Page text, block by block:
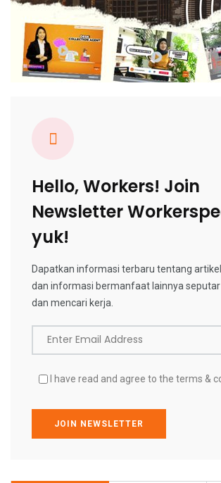
Hello, Workers! Join
Newsletter
yuk!
Dapatkan informasi terbaru tentang
dan informasi bermanfaat lainnya
dan mencari kerja.
Enter Email Address
I have read and agree to the terms &
JOIN NEWSLETTER